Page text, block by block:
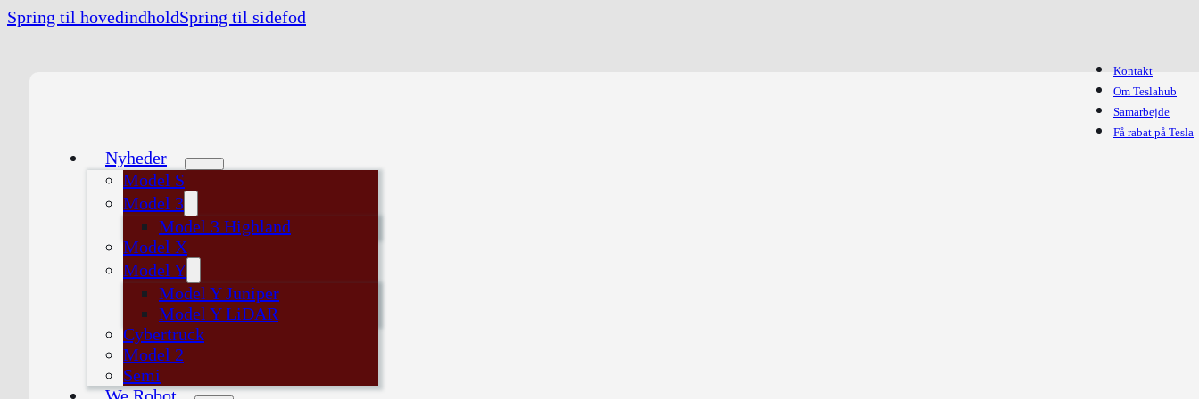
Spring til hovedindholdSpring til sidefod
Kontakt
Om Teslahub
Samarbejde
Få rabat på Tesla
Nyheder
Model S
Model 3
Model 3 Highland
Model X
Model Y
Model Y Juniper
Model Y LiDAR
Cybertruck
Model 2
Semi